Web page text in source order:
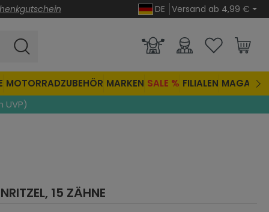
DE Versand ab 4,99 €
MOTORRADZUBEHÖR MARKEN SALE % FILIALEN MAGAZIN
UVP)
15 ZÄHNE